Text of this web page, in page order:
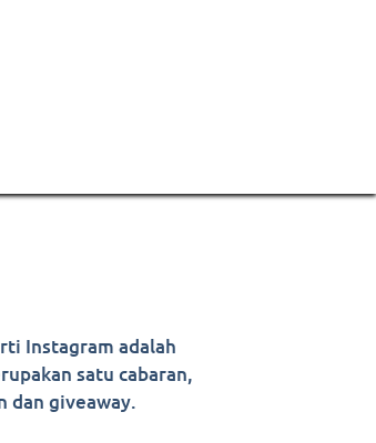
Instagram adalah
satu cabaran,
dan giveaway.